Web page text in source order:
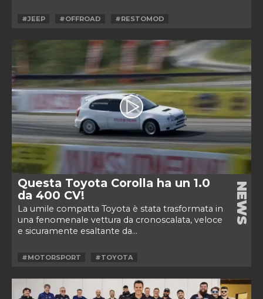
#JEEP #OFFROAD #RESTOMOD
Questa Toyota Corolla ha un 1.0
da 400 CV!
La umile compatta Toyota è stata trasformata in
una fenomenale vettura da cronoscalata, veloce
e sicuramente esaltante da...
NEWS
#MOTORSPORT #TOYOTA